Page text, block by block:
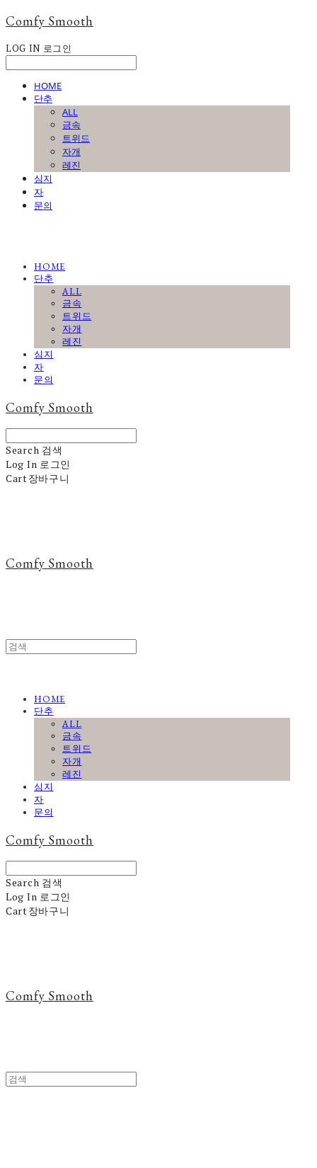
Comfy Smooth
LOG IN 로그인
HOME
단추
ALL
금속
트위드
자개
레진
심지
자
문의
HOME
단추
ALL
금속
트위드
자개
레진
심지
자
문의
Comfy Smooth
Search 검색
Log In 로그인
Cart장바구니
Comfy Smooth
HOME
단추
ALL
금속
트위드
자개
레진
심지
자
문의
Comfy Smooth
Search 검색
Log In 로그인
Cart장바구니
Comfy Smooth